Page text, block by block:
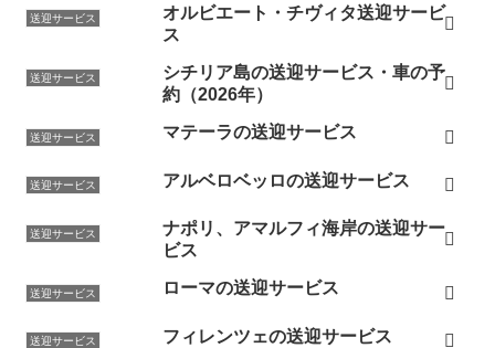
送迎サービス
オルビエート・チヴィタ送迎サービ
ス
送迎サービス
シチリア島の送迎サービス・車の予
約（2026年）
送迎サービス マテーラの送迎サービス
送迎サービス アルベロベッロの送迎サービス
送迎サービス
ナポリ、アマルフィ海岸の送迎サー
ビス
送迎サービス ローマの送迎サービス
送迎サービス フィレンツェの送迎サービス